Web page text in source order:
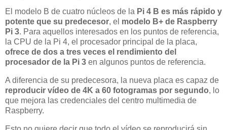
El modelo B de cuatro núcleos de la Pi 4 B es más rápido y
potente que su predecesor, el modelo B+ de Raspberry
Pi 3. Para aquellos interesados en los puntos de referencia,
la CPU de la Pi 4, el procesador principal de la placa,
ofrece de dos a tres veces el rendimiento del
procesador de la Pi 3 en algunos puntos de referencia.
A diferencia de su predecesora, la nueva placa es capaz de
reproducir vídeo de 4K a 60 fotogramas por segundo, lo
que mejora las credenciales del centro multimedia de
Raspberry.